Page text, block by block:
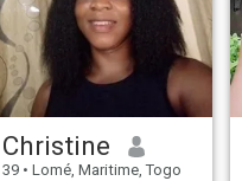
surtout, en forgeant des liens
significatifs en cours de
route. Partons ensemble
dans ce voyage et voyons où
il nous mène !\ »
Christine
39 • Lomé, Maritime, Togo